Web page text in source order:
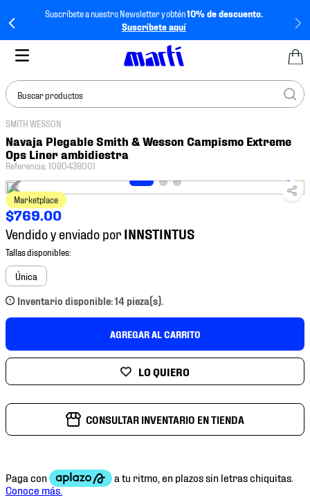
Suscríbete a nuestro Newsletter y obtén10% de descuento.
Suscríbete aquí
Buscar productos
SMITH WESSON
Navaja Plegable Smith & Wesson Campismo Extreme
Ops Liner ambidiestra
Referencia:1080438001
Marketplace
$769.00
Vendido y enviado por
Única
Inventario disponible: 14 pieza(s).
AGREGAR AL CARRITO
CONSULTAR INVENTARIO EN TIENDA
TÉRMINOS MÁS
BUSCADOS
1.
tenis mujer
2.
tenis hombre
3.
tenis
tenis futbol
5.
mochila
7.
mochilas
10. tenis nike